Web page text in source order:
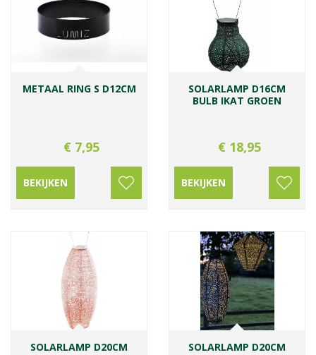
METAAL RING S D12CM
€ 7,95
BEKIJKEN
SOLARLAMP D16CM
BULB IKAT GROEN
€ 18,95
BEKIJKEN
SOLARLAMP D20CM
SOLARLAMP D20CM